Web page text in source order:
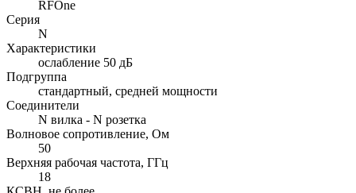
RFOne
Серия
N
Характеристики
ослабление 50 дБ
Подгруппа
стандартный, средней мощности
Соединители
N вилка - N розетка
Волновое сопротивление, Ом
50
Верхняя рабочая частота, ГГц
18